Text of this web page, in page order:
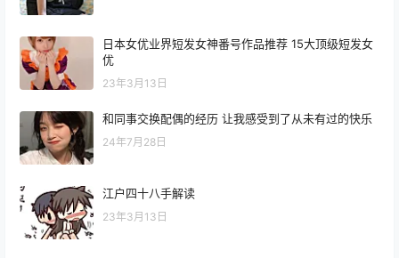
日本女优业界短发女神番号作品推荐 15大顶级短发女
优
23年3月13日
和同事交换配偶的经历 让我感受到了从未有过的快乐
24年7月28日
江户四十八手解读
23年3月13日